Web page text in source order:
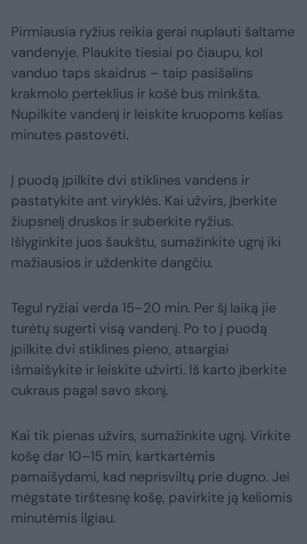
Pirmiausia ryžius reikia gerai nuplauti šaltame
vandenyje. Plaukite tiesiai po čiaupu, kol
vanduo taps skaidrus – taip pasišalins
krakmolo perteklius ir košė bus minkšta.
Nupilkite vandenį ir leiskite kruopoms kelias
minutes pastovėti.
Į puodą įpilkite dvi stiklines vandens ir
pastatykite ant viryklės. Kai užvirs, įberkite
žiupsnelį druskos ir suberkite ryžius.
Išlyginkite juos šaukštu, sumažinkite ugnį iki
mažiausios ir uždenkite dangčiu.
Tegul ryžiai verda 15–20 min. Per šį laiką jie
turėtų sugerti visą vandenį. Po to į puodą
įpilkite dvi stiklines pieno, atsargiai
išmaišykite ir leiskite užvirti. Iš karto įberkite
cukraus pagal savo skonį.
Kai tik pienas užvirs, sumažinkite ugnį. Virkite
košę dar 10–15 min, kartkartėmis
pamaišydami, kad neprisviltų prie dugno. Jei
mėgstate tirštesnę košę, pavirkite ją keliomis
minutėmis ilgiau.